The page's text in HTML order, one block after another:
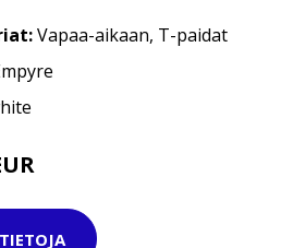
Vapaa-aikaan, T-paidat